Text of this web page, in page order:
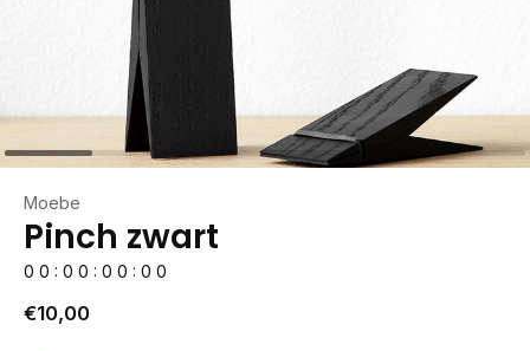
Moebe
Pinch zwart
0 0 : 0 0 : 0 0 : 0 0
€10,00